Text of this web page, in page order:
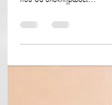
Το κονσίλερ είναι ο λόγος
,αψεγάδιαστη περιοχή
που θα ολοκληρώσει...